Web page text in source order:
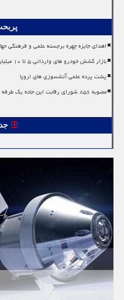
اهدای جایزه چهره برجسته علمی و فرهنگی
بازار کشش خودرو های وارداتی ۵ تا ۱۰ میلیارد تومانی را ندارد
پشت پرده علمی آتشسوزی های اروپا
مصوبه ۸۵۶ شورای رقابت این جاده یک طرفه است